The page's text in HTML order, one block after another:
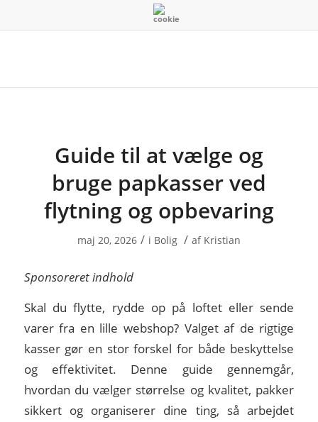
Guide til at vælge og
bruge papkasser ved
flytning og opbevaring
maj 20, 2026 / i Bolig / af Kristian
Sponsoreret indhold
Skal du flytte, rydde op på loftet eller sende
varer fra en lille webshop? Valget af de rigtige
kasser gør en stor forskel for både beskyttelse
og effektivitet. Denne guide gennemgår,
hvordan du vælger størrelse og kvalitet, pakker
sikkert og organiserer dine ting, så arbejdet